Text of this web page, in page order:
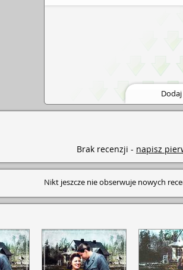
Brak recenzji - napisz
Nikt jeszcze nie obserwuje nowych